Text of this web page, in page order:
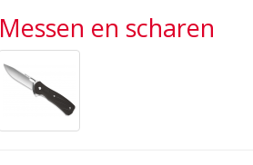
Messen en scharen